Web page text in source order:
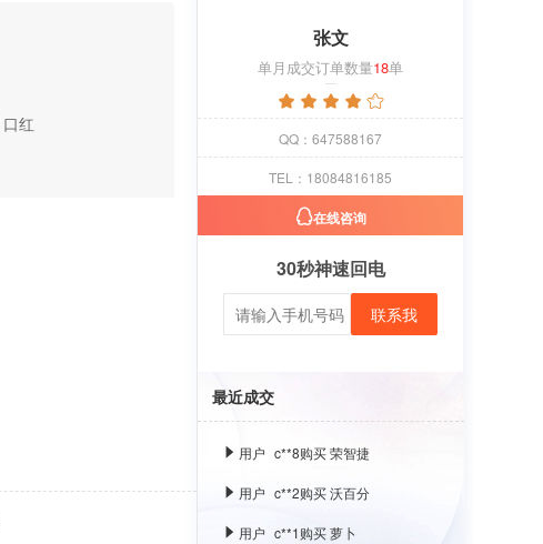
口红
张文
单月成交订单数量18单
QQ：647588167
TEL：18084816185
在线咨询
30秒神速回电
联系我
最近成交
用户 c**1购买 萝卜
用户 c**8购买 古雍堂
用户 c**2购买 奢选
用户 c**8购买 荣智捷
用户 c**2购买 沃百分
c**1购买 萝卜
用户 c**8购买 古雍堂
用户